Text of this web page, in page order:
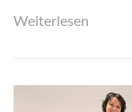
Weiterlesen